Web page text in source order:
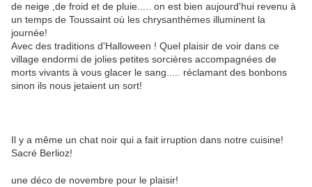
de neige ,de froid et de pluie..... on est bien aujourd'hui revenu à
un temps de Toussaint où les chrysanthèmes illuminent la
journée!
Avec des traditions d'Halloween ! Quel plaisir de voir dans ce
village endormi de jolies petites sorcières accompagnées de
morts vivants à vous glacer le sang..... réclamant des bonbons
sinon ils nous jetaient un sort!
Il y a même un chat noir qui a fait irruption dans notre cuisine!
Sacré Berlioz!
une déco de novembre pour le plaisir!